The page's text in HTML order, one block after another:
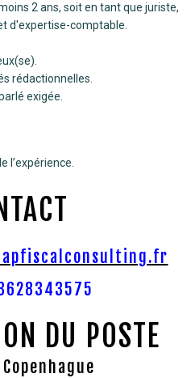
2 ans, soit en tant que juriste,
d'expertise-comptable.
rédactionnelles.
exigée.
l’expérience.
DU POSTE